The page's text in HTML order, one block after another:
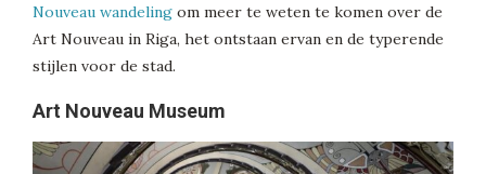
Nouveau wandeling om meer te weten te komen over de
Art Nouveau in Riga, het ontstaan ervan en de typerende
stijlen voor de stad.
Art Nouveau Museum